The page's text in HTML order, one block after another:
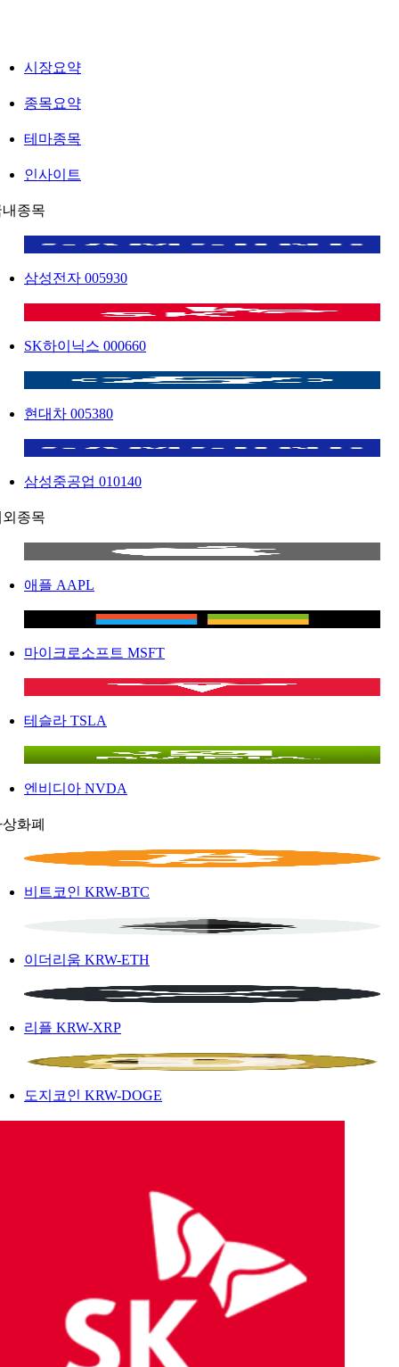
시장요약
종목요약
테마종목
인사이트
종목
삼성전자 005930
SK하이닉스 000660
현대차 005380
삼성중공업 010140
종목
애플 AAPL
마이크로소프트 MSFT
테슬라 TSLA
엔비디아 NVDA
화폐
비트코인 KRW-BTC
이더리움 KRW-ETH
리플 KRW-XRP
도지코인 KRW-DOGE